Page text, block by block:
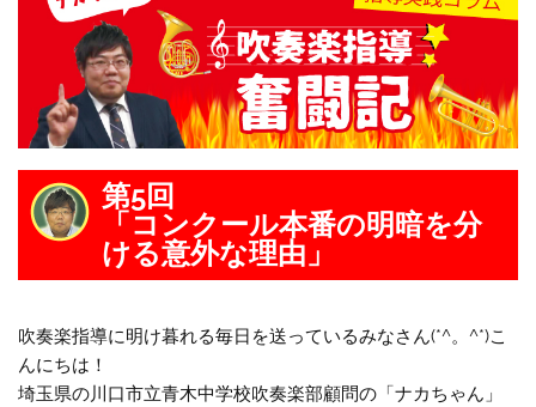
第5回
「コンクール本番の明暗を分
ける意外な理由」
吹奏楽指導に明け暮れる毎日を送っているみなさん(*^。^*)こ
んにちは！
埼玉県の川口市立青木中学校吹奏楽部顧問の「ナカちゃん」